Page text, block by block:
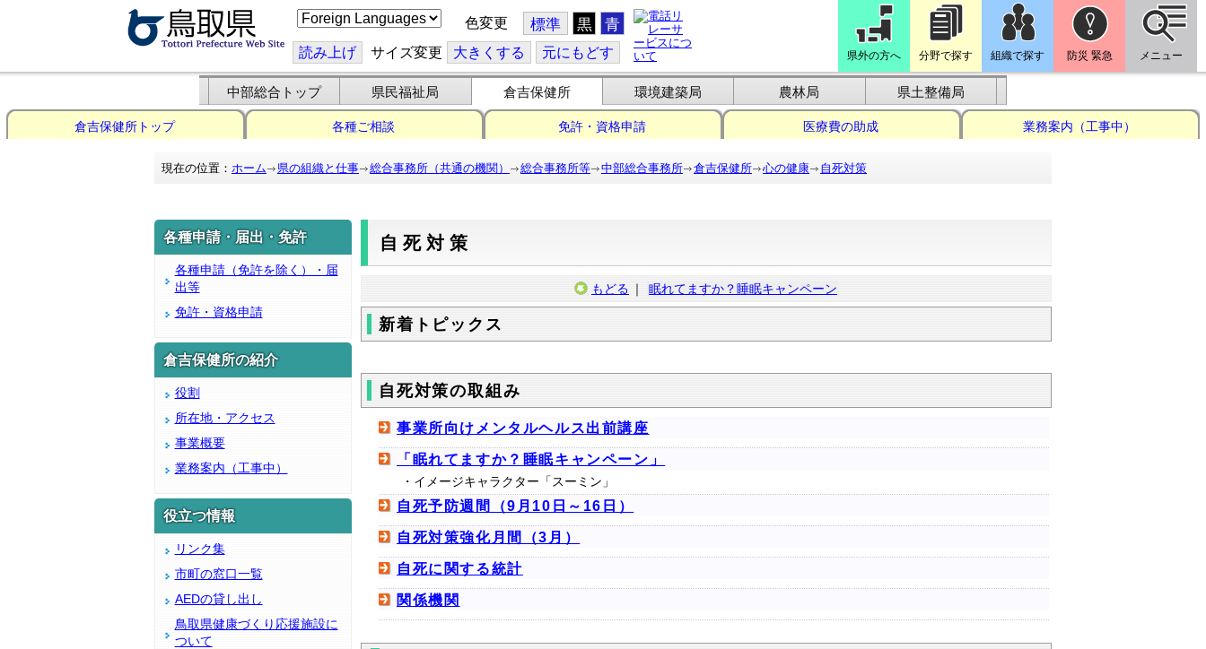
こ
の
ジ
を
翻
訳
色変更 標準 黒 青
読み上げ サイズ変更 大きくする 元にもどす 県外の方へ 分野で探す 組織で探す 防災 緊急 メニュー
中部総合トップ 県民福祉局 倉吉保健所 環境建築局 農林局 県土整備局
倉吉保健所トップ 各種ご相談 免許・資格申請 医療費の助成 業務案内（工事中）
現在の位置： ホーム 県の組織と仕事 総合事務所（共通の機関） 総合事務所等 中部総合事務所 倉吉保健所 心の健康 自死対策
各種申請・届出・免許
各種申請（免許を除く）・届
出等
免許・資格申請
倉吉保健所の紹介
役割
所在地・アクセス
事業概要
業務案内（工事中）
役立つ情報
リンク集
市町の窓口一覧
AEDの貸し出し
鳥取県健康づくり応援施設に
ついて
自死対策
もどる ｜ 眠れてますか？睡眠キャンペーン
新着トピックス
自死対策の取組み
事業所向けメンタルヘルス出前講座
「眠れてますか？睡眠キャンペーン」
・イメージキャラクター「スーミン」
自死予防週間（9月10日～16日）
自死対策強化月間（3月）
自死に関する統計
関係機関